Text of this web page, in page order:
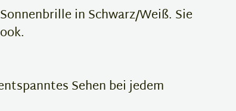
in Schwarz/Weiß. Sie
Sehen bei jedem